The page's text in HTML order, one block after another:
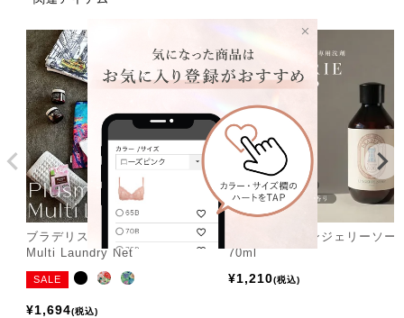
ブラデリスニューヨーク Plusme
Multi Laundry Net
SALE
¥1,694 税込
ブラデリス ランジェリーソー
70ml
¥1,210 税込